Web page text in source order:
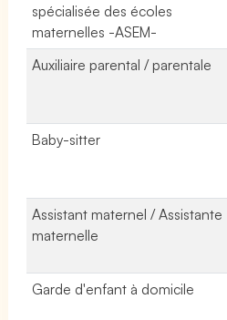
spécialisée des écoles
maternelles -ASEM-
Auxiliaire parental / parentale
Baby-sitter
Assistant maternel / Assistante
maternelle
Garde d'enfant à domicile